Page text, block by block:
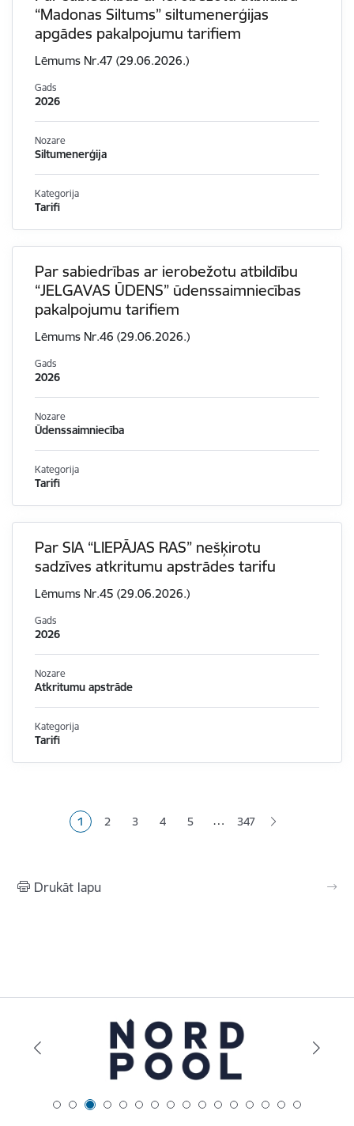
“Madonas Siltums” siltumenerģijas
apgādes pakalpojumu tarifiem
Lēmums Nr.47 (29.06.2026.)
Gads
2026
Nozare
Siltumenerģija
Kategorija
Tarifi
Par sabiedrības ar ierobežotu atbildību
“JELGAVAS ŪDENS” ūdenssaimniecības
pakalpojumu tarifiem
Lēmums Nr.46 (29.06.2026.)
Gads
2026
Nozare
Ūdenssaimniecība
Kategorija
Tarifi
Par SIA “LIEPĀJAS RAS” nešķirotu
sadzīves atkritumu apstrādes tarifu
Lēmums Nr.45 (29.06.2026.)
Gads
2026
Nozare
Atkritumu apstrāde
Kategorija
Tarifi
Pašreizējā lapa
1 Lapa
2 Lapa
3 Lapa
4 Lapa
5 … 347
Drukāt lapu